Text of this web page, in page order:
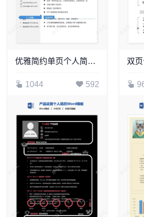
优雅简约单页个人简历word文档(13)
1044 592